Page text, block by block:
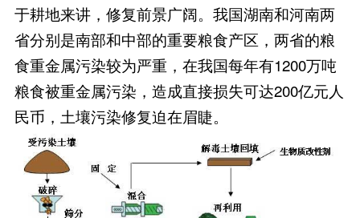
于耕地来讲，修复前景广阔。我国湖南和河南两
省分别是南部和中部的重要粮食产区，两省的粮
食重金属污染较为严重，在我国每年有1200万吨
粮食被重金属污染，造成直接损失可达200亿元人
民币，土壤污染修复迫在眉睫。